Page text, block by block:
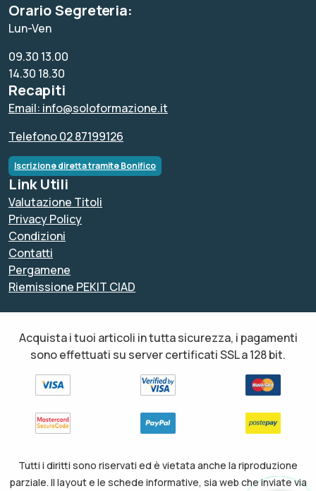
Orario Segreteria:
Lun-Ven
09.30 13.00
14.30 18.30
Recapiti
Email: info@soloformazione.it
Telefono 02 87199126
Iscrizione diretta tramite Bonifico
Link Utili
Valutazione Titoli
Privacy Policy
Condizioni
Contatti
Pergamene
Riemissione PEKIT CIAD
Acquista i tuoi articoli in tutta sicurezza, i pagamenti
sono effettuati su server certificati SSL a 128 bit.
Tutti i diritti sono riservati ed è vietata anche la riproduzione
parziale. Il layout e le schede informative, sia web che inviate via